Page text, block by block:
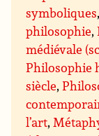
symboliques
philosophie,
médiévale
Philosophie
siècle,
l’art,